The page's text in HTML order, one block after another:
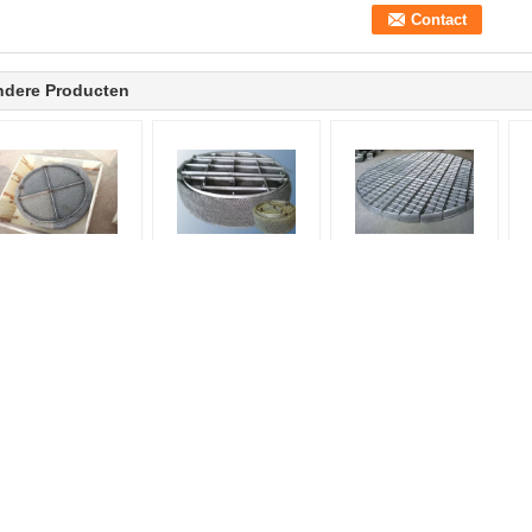
Producten